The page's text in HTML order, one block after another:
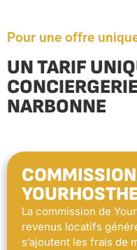
Pour une offre
UN TARIF
NARBONNE
COMMISSION
La commission de
revenus locatifs
s’ajoutent les frais de